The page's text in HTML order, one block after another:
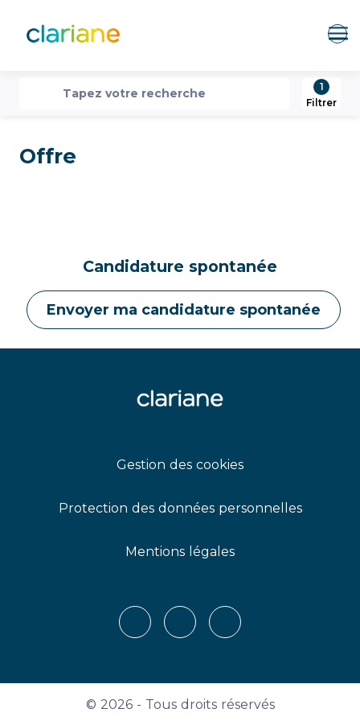
recherche
Tapez votre recherche
1
Filtrer
Offre
Candidature spontanée
Envoyer ma candidature spontanée
Gestion des cookies
Protection des données personnelles
Mentions légales
LinkedIn Youtube
© 2026 - Tous droits réservés